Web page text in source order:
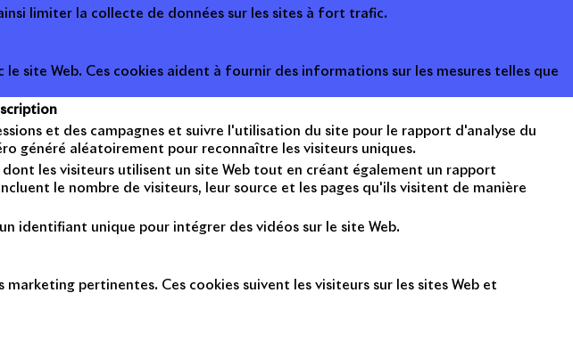
limiter la collecte de données sur les sites à fort trafic.
site Web. Ces cookies aident à fournir des informations sur les mesures telles que
et des campagnes et suivre l'utilisation du site pour le rapport d'analyse du
généré aléatoirement pour reconnaître les visiteurs uniques.
les visiteurs utilisent un site Web tout en créant également un rapport
le nombre de visiteurs, leur source et les pages qu'ils visitent de manière
identifiant unique pour intégrer des vidéos sur le site Web.
pertinentes. Ces cookies suivent les visiteurs sur les sites Web et